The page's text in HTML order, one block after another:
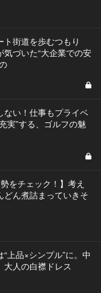
ト街道を歩むつもり
づいた“大企業での安
ない！仕事もプライベ
実”する、ゴルフの魅
をチェック！】考え
どん煮詰まっていきそ
上品×シンプル”に。中
大人の白襟ドレス